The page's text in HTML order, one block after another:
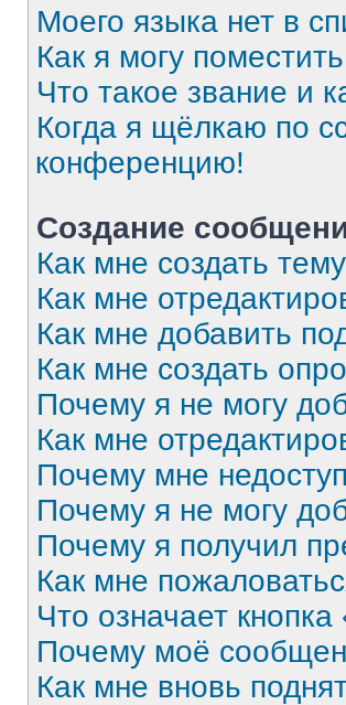
Моего языка нет в
Как я могу
Что такое звание и
Когда я щёлкаю по
конференцию!
Создание
Как мне создать
Как мне
Как мне добавить
Как мне создать
Почему я не могу
Как мне
Почему мне
Почему я не могу
Почему я получил
Как мне
Что означает
Почему моё
Как мне вновь